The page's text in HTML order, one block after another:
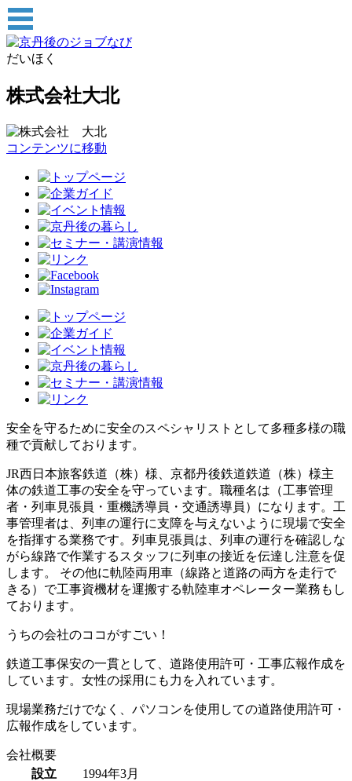
だいほく
株式会社大北
コンテンツに移動
安全を守るために安全のスペシャリストとして多種多様の職
種で貢献しております。
JR西日本旅客鉄道（株）様、京都丹後鉄道鉄道（株）様主
体の鉄道工事の安全を守っています。職種名は（工事管理
者・列車見張員・重機誘導員・交通誘導員）になります。工
事管理者は、列車の運行に支障を与えないように現場で安全
を指揮する業務です。列車見張員は、列車の運行を確認しな
がら線路で作業するスタッフに列車の接近を伝達し注意を促
します。 その他に軌陸両用車（線路と道路の両方を走行で
きる）で工事資機材を運搬する軌陸車オペレーター業務もし
ております。
うちの会社のココがすごい！
鉄道工事保安の一貫として、道路使用許可・工事広報作成を
しています。女性の採用にも力を入れています。
現場業務だけでなく、パソコンを使用しての道路使用許可・
広報作成をしています。
会社概要
設立
1994年3月